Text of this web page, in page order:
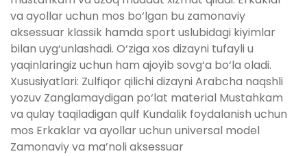
va ayollar uchun mos bo‘lgan bu zamonaviy
aksessuar klassik hamda sport uslubidagi kiyimlar
bilan uyg‘unlashadi. O‘ziga xos dizayni tufayli u
yaqinlaringiz uchun ham ajoyib sovg‘a bo‘la oladi.
Xususiyatlari: Zulfiqor qilichi dizayni Arabcha naqshli
yozuv Zanglamaydigan po‘lat material Mustahkam
va qulay taqiladigan qulf Kundalik foydalanish uchun
mos Erkaklar va ayollar uchun universal model
Zamonaviy va ma’noli aksessuar